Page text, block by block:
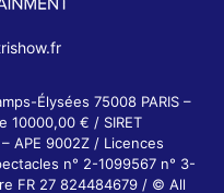
Élysées 75008 PARIS –
10000,00 € / SIRET
APE 9002Z / Licences
n° 2-1099567 n° 3-
FR 27 824484679 / © All